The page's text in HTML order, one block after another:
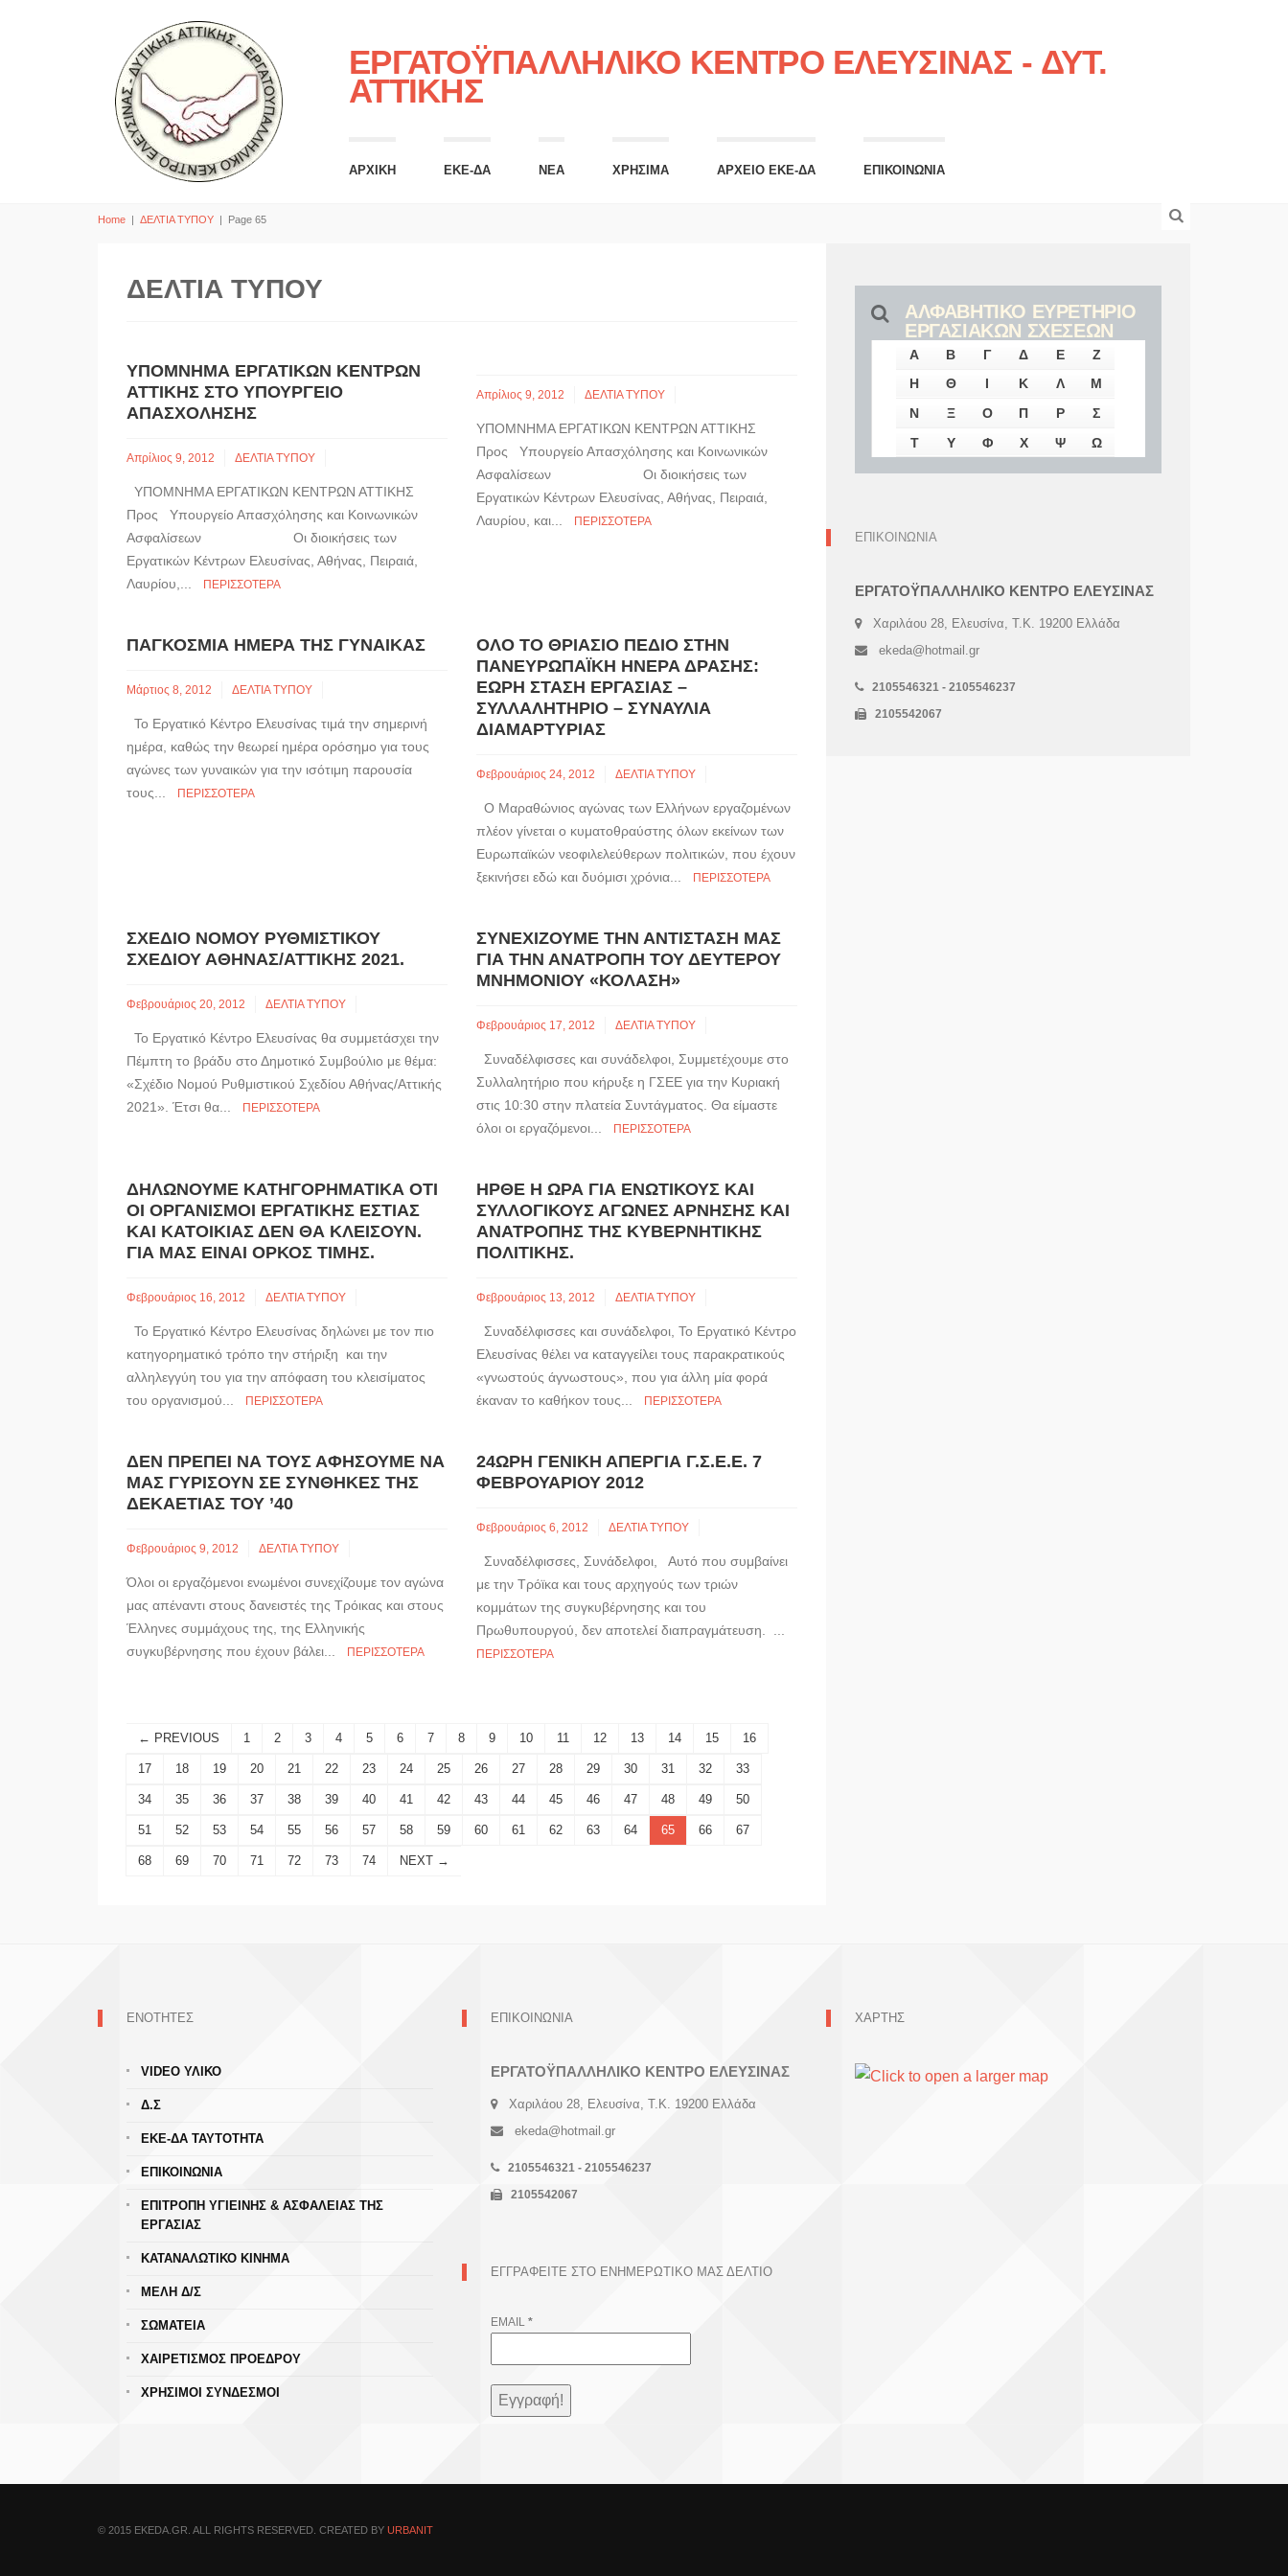
ΕΡΓΑΤΟΫΠΑΛΛΗΛΙΚΟ ΚΕΝΤΡΟ ΕΛΕΥΣΙΝΑΣ - ΔΥΤ.
ΑΤΤΙΚΗΣ
ΑΡΧΙΚΗ ΕΚΕ-ΔΑ ΝΕΑ ΧΡΗΣΙΜΑ ΑΡΧΕΙΟ ΕΚΕ-ΔΑ ΕΠΙΚΟΙΝΩΝΙΑ
Home | ΔΕΛΤΙΑ ΤΥΠΟΥ | Page 65
ΔΕΛΤΙΑ ΤΥΠΟΥ
ΥΠΟΜΝΗΜΑ ΕΡΓΑΤΙΚΩΝ ΚΕΝΤΡΩΝ
ΑΤΤΙΚΗΣ ΣΤΟ ΥΠΟΥΡΓΕΙΟ
ΑΠΑΣΧΟΛΗΣΗΣ
Απρίλιος 9, 2012 ΔΕΛΤΙΑ ΤΥΠΟΥ
ΥΠΟΜΝΗΜΑ ΕΡΓΑΤΙΚΩΝ ΚΕΝΤΡΩΝ ΑΤΤΙΚΗΣ
Προς Υπουργείο Απασχόλησης και Κοινωνικών
Ασφαλίσεων Οι διοικήσεις των
Εργατικών Κέντρων Ελευσίνας, Αθήνας, Πειραιά,
Λαυρίου,...
ΠΕΡΙΣΣΌΤΕΡΑ
Απρίλιος 9, 2012 ΔΕΛΤΙΑ ΤΥΠΟΥ
ΥΠΟΜΝΗΜΑ ΕΡΓΑΤΙΚΩΝ ΚΕΝΤΡΩΝ ΑΤΤΙΚΗΣ
Προς Υπουργείο Απασχόλησης και Κοινωνικών
Ασφαλίσεων Οι διοικήσεις των
Εργατικών Κέντρων Ελευσίνας, Αθήνας, Πειραιά,
Λαυρίου, και...
ΠΕΡΙΣΣΌΤΕΡΑ
ΠΑΓΚΌΣΜΙΑ ΗΜΈΡΑ ΤΗΣ ΓΥΝΑΊΚΑΣ
Μάρτιος 8, 2012 ΔΕΛΤΙΑ ΤΥΠΟΥ
Το Εργατικό Κέντρο Ελευσίνας τιμά την σημερινή
ημέρα, καθώς την θεωρεί ημέρα ορόσημο για τους
αγώνες των γυναικών για την ισότιμη παρουσία
τους...
ΠΕΡΙΣΣΌΤΕΡΑ
ΌΛΟ ΤΟ ΘΡΙΆΣΙΟ ΠΕΔΊΟ ΣΤΗΝ
ΠΑΝΕΥΡΩΠΑΪΚΉ ΗΝΈΡΑ ΔΡΆΣΗΣ:
ΕΩΡΗ ΣΤΆΣΗ ΕΡΓΑΣΊΑΣ –
ΣΥΛΛΑΛΗΤΉΡΙΟ – ΣΥΝΑΥΛΊΑ
ΔΙΑΜΑΡΤΥΡΊΑΣ
Φεβρουάριος 24, 2012 ΔΕΛΤΙΑ ΤΥΠΟΥ
Ο Μαραθώνιος αγώνας των Ελλήνων εργαζομένων
πλέον γίνεται ο κυματοθραύστης όλων εκείνων των
Ευρωπαϊκών νεοφιλελεύθερων πολιτικών, που έχουν
ξεκινήσει εδώ και δυόμισι χρόνια...
ΠΕΡΙΣΣΌΤΕΡΑ
ΣΧΈΔΙΟ ΝΌΜΟΥ ΡΥΘΜΙΣΤΙΚΟΎ
ΣΧΕΔΊΟΥ ΑΘΉΝΑΣ/ΑΤΤΙΚΉΣ 2021.
Φεβρουάριος 20, 2012 ΔΕΛΤΙΑ ΤΥΠΟΥ
Το Εργατικό Κέντρο Ελευσίνας θα συμμετάσχει την
Πέμπτη το βράδυ στο Δημοτικό Συμβούλιο με θέμα:
«Σχέδιο Νομού Ρυθμιστικού Σχεδίου Αθήνας/Αττικής
2021». Έτσι θα...
ΠΕΡΙΣΣΌΤΕΡΑ
ΣΥΝΕΧΊΖΟΥΜΕ ΤΗΝ ΑΝΤΊΣΤΑΣΉ ΜΑΣ
ΓΙΑ ΤΗΝ ΑΝΑΤΡΟΠΉ ΤΟΥ ΔΕΎΤΕΡΟΥ
ΜΝΗΜΟΝΊΟΥ «ΚΌΛΑΣΗ»
Φεβρουάριος 17, 2012 ΔΕΛΤΙΑ ΤΥΠΟΥ
Συναδέλφισσες και συνάδελφοι, Συμμετέχουμε στο
Συλλαλητήριο που κήρυξε η ΓΣΕΕ για την Κυριακή
στις 10:30 στην πλατεία Συντάγματος. Θα είμαστε
όλοι οι εργαζόμενοι...
ΠΕΡΙΣΣΌΤΕΡΑ
ΔΗΛΏΝΟΥΜΕ ΚΑΤΗΓΟΡΗΜΑΤΙΚΆ ΌΤΙ
ΟΙ ΟΡΓΑΝΙΣΜΟΊ ΕΡΓΑΤΙΚΉΣ ΕΣΤΊΑΣ
ΚΑΙ ΚΑΤΟΙΚΊΑΣ ΔΕΝ ΘΑ ΚΛΕΊΣΟΥΝ.
ΓΙΑ ΜΑΣ ΕΊΝΑΙ ΌΡΚΟΣ ΤΙΜΉΣ.
Φεβρουάριος 16, 2012 ΔΕΛΤΙΑ ΤΥΠΟΥ
Το Εργατικό Κέντρο Ελευσίνας δηλώνει με τον πιο
κατηγορηματικό τρόπο την στήριξη και την
αλληλεγγύη του για την απόφαση του κλεισίματος
του οργανισμού...
ΠΕΡΙΣΣΌΤΕΡΑ
ΉΡΘΕ Η ΏΡΑ ΓΙΑ ΕΝΩΤΙΚΟΎΣ ΚΑΙ
ΣΥΛΛΟΓΙΚΟΎΣ ΑΓΏΝΕΣ ΆΡΝΗΣΗΣ ΚΑΙ
ΑΝΑΤΡΟΠΉΣ ΤΗΣ ΚΥΒΕΡΝΗΤΙΚΉΣ
ΠΟΛΙΤΙΚΉΣ.
Φεβρουάριος 13, 2012 ΔΕΛΤΙΑ ΤΥΠΟΥ
Συναδέλφισσες και συνάδελφοι, Το Εργατικό Κέντρο
Ελευσίνας θέλει να καταγγείλει τους παρακρατικούς
«γνωστούς άγνωστους», που για άλλη μία φορά
έκαναν το καθήκον τους...
ΠΕΡΙΣΣΌΤΕΡΑ
ΔΕΝ ΠΡΈΠΕΙ ΝΑ ΤΟΥΣ ΑΦΉΣΟΥΜΕ ΝΑ
ΜΑΣ ΓΥΡΊΣΟΥΝ ΣΕ ΣΥΝΘΉΚΕΣ ΤΗΣ
ΔΕΚΑΕΤΊΑΣ ΤΟΥ ’40
Φεβρουάριος 9, 2012 ΔΕΛΤΙΑ ΤΥΠΟΥ
Όλοι οι εργαζόμενοι ενωμένοι συνεχίζουμε τον αγώνα
μας απέναντι στους δανειστές της Τρόικας και στους
Έλληνες συμμάχους της, της Ελληνικής
συγκυβέρνησης που έχουν βάλει...
ΠΕΡΙΣΣΌΤΕΡΑ
24ΩΡΗ ΓΕΝΙΚΉ ΑΠΕΡΓΊΑ Γ.Σ.Ε.Ε. 7
ΦΕΒΡΟΥΑΡΊΟΥ 2012
Φεβρουάριος 6, 2012 ΔΕΛΤΙΑ ΤΥΠΟΥ
Συναδέλφισσες, Συνάδελφοι, Αυτό που συμβαίνει
με την Τρόϊκα και τους αρχηγούς των τριών
κομμάτων της συγκυβέρνησης και του
Πρωθυπουργού, δεν αποτελεί διαπραγμάτευση. ...
ΠΕΡΙΣΣΌΤΕΡΑ
← PREVIOUS 1 2 3 4 5 6 7 8 9 10 11 12 13 14 15 16
17 18 19 20 21 22 23 24 25 26 27 28 29 30 31 32 33
34 35 36 37 38 39 40 41 42 43 44 45 46 47 48 49 50
51 52 53 54 55 56 57 58 59 60 61 62 63 64 65 66 67
68 69 70 71 72 73 74 NEXT →
ΑΛΦΑΒΗΤΙΚΟ ΕΥΡΕΤΗΡΙΟ
ΕΡΓΑΣΙΑΚΩΝ ΣΧΕΣΕΩΝ
Α Β Γ Δ Ε
Ζ
Η
Θ Ι Κ Λ
Μ
Ν
Ξ Ο Π Ρ
Σ
Τ
Υ Φ Χ Ψ Ω
ΕΠΙΚΟΙΝΩΝΙΑ
ΕΡΓΑΤΟΫΠΑΛΛΗΛΙΚΟ ΚΕΝΤΡΟ ΕΛΕΥΣΙΝΑΣ
Χαριλάου 28, Ελευσίνα, Τ.Κ. 19200 Ελλάδα
ekeda@hotmail.gr
2105546321 - 2105546237
2105542067
ΕΝΟΤΗΤΕΣ
VIDEO ΥΛΙΚΟ
Δ.Σ
ΕΚΕ-ΔΑ ΤΑΥΤΟΤΗΤΑ
ΕΠΙΚΟΙΝΩΝΙΑ
ΕΠΙΤΡΟΠΗ ΥΓΙΕΙΝΗΣ & ΑΣΦΑΛΕΙΑΣ ΤΗΣ
ΕΡΓΑΣΙΑΣ
ΚΑΤΑΝΑΛΩΤΙΚΟ ΚΙΝΗΜΑ
ΜΕΛΗ Δ/Σ
ΣΩΜΑΤΕΙΑ
ΧΑΙΡΕΤΙΣΜΟΣ ΠΡΟΕΔΡΟΥ
ΧΡΗΣΙΜΟΙ ΣΥΝΔΕΣΜΟΙ
ΕΠΙΚΟΙΝΩΝΙΑ
ΕΡΓΑΤΟΫΠΑΛΛΗΛΙΚΟ ΚΕΝΤΡΟ ΕΛΕΥΣΙΝΑΣ
Χαριλάου 28, Ελευσίνα, Τ.Κ. 19200 Ελλάδα
ekeda@hotmail.gr
2105546321 - 2105546237
2105542067
ΕΓΓΡΑΦΕΊΤΕ ΣΤΟ ΕΝΗΜΕΡΩΤΙΚΌ ΜΑΣ ΔΕΛΤΊΟ
EMAIL *
ΧΑΡΤΗΣ
© 2015 EKEDA.GR. ALL RIGHTS RESERVED. CREATED BY URBANIT